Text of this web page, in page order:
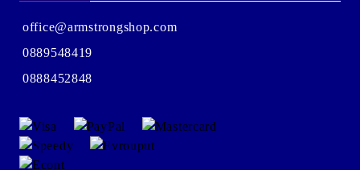
office@armstrongshop.com
0889548419
0888452848